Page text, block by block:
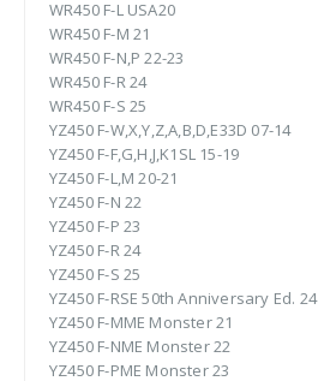
WR450 F-L USA20
WR450 F-M 21
WR450 F-N,P 22-23
WR450 F-R 24
WR450 F-S 25
YZ450 F-W,X,Y,Z,A,B,D,E33D 07-14
YZ450 F-F,G,H,J,K1SL 15-19
YZ450 F-L,M 20-21
YZ450 F-N 22
YZ450 F-P 23
YZ450 F-R 24
YZ450 F-S 25
YZ450 F-RSE 50th Anniversary Ed. 24
YZ450 F-MME Monster 21
YZ450 F-NME Monster 22
YZ450 F-PME Monster 23